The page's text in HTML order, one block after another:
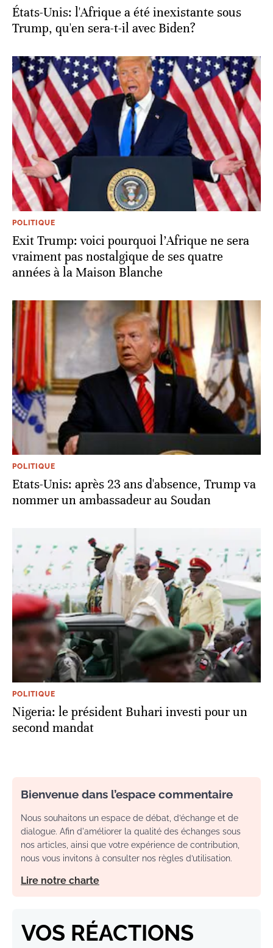
États-Unis: l'Afrique a été inexistante sous
Trump, qu'en sera-t-il avec Biden?
POLITIQUE
Exit Trump: voici pourquoi l’Afrique ne sera
vraiment pas nostalgique de ses quatre
années à la Maison Blanche
POLITIQUE
Etats-Unis: après 23 ans d'absence, Trump va
nommer un ambassadeur au Soudan
POLITIQUE
Nigeria: le président Buhari investi pour un
second mandat
Bienvenue dans l’espace commentaire
Nous souhaitons un espace de débat, d’échange et de
dialogue. Afin d'améliorer la qualité des échanges sous
nos articles, ainsi que votre expérience de contribution,
nous vous invitons à consulter nos règles d’utilisation.
Lire notre charte
VOS RÉACTIONS